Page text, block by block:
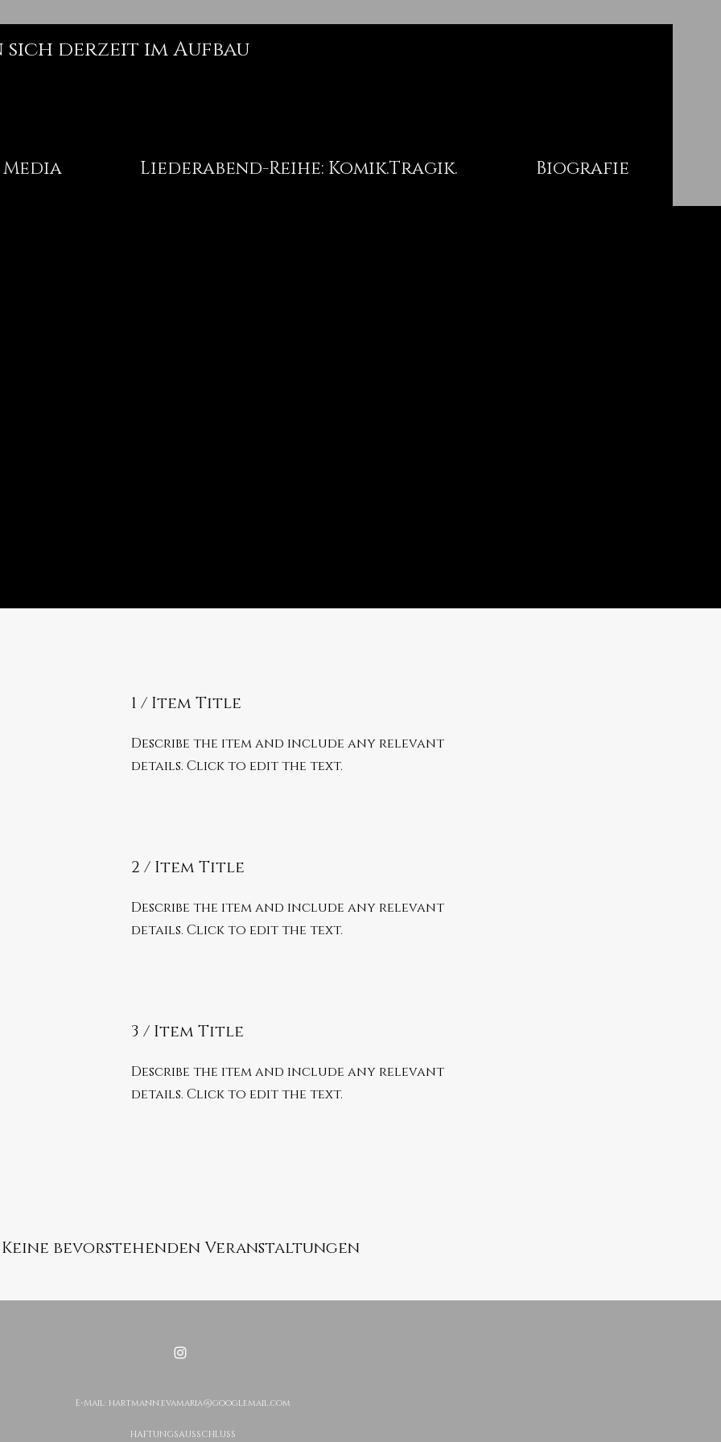
derzeit im Aufbau
Media Liederabend-Reihe: Komik.Tragik. Biografie
1 / Item Title
Describe the item and include any relevant
details. Click to edit the text.
2 / Item Title
Describe the item and include any relevant
details. Click to edit the text.
3 / Item Title
Describe the item and include any relevant
details. Click to edit the text.
Keine bevorstehenden Veranstaltungen
E-Mail: hartmann.evamaria@googlemail.com
HAFTUNGSAUSSCHLUSS